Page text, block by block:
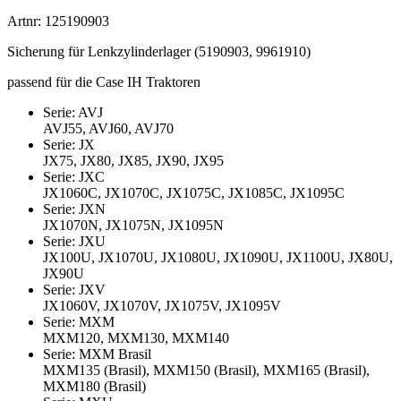
Artnr: 125190903
Sicherung für Lenkzylinderlager (5190903, 9961910)
passend für die Case IH Traktoren
Serie: AVJ
AVJ55, AVJ60, AVJ70
Serie: JX
JX75, JX80, JX85, JX90, JX95
Serie: JXC
JX1060C, JX1070C, JX1075C, JX1085C, JX1095C
Serie: JXN
JX1070N, JX1075N, JX1095N
Serie: JXU
JX100U, JX1070U, JX1080U, JX1090U, JX1100U, JX80U,
JX90U
Serie: JXV
JX1060V, JX1070V, JX1075V, JX1095V
Serie: MXM
MXM120, MXM130, MXM140
Serie: MXM Brasil
MXM135 (Brasil), MXM150 (Brasil), MXM165 (Brasil),
MXM180 (Brasil)